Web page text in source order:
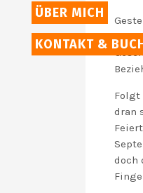
ÜBER MICH
KONTAKT &
Folgt
dran
doch